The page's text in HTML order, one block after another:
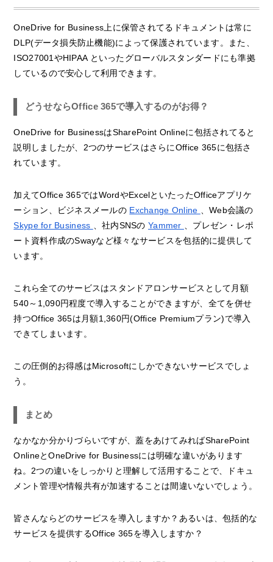
OneDrive for Business上に保管されてるドキュメントは常に
DLP(データ損失防止機能)によって保護されています。また、
ISO27001やHIPAA といったグローバルスタンダードにも準拠
しているので安心して利用できます。
どうせならOffice 365で導入するのがお得？
OneDrive for BusinessはSharePoint Onlineに包括されてると
説明しましたが、2つのサービスはさらにOffice 365に包括さ
れています。
加えてOffice 365ではWordやExcelといたったOfficeアプリケ
ーション、ビジネスメールの Exchange Online 、Web会議の
Skype for Business 、社内SNSの Yammer 、プレゼン・レポ
ート資料作成のSwayなど様々なサービスを包括的に提供して
います。
これら全てのサービスはスタンドアロンサービスとして月額
540～1,090円程度で導入することができますが、全てを併せ
持つOffice 365は月額1,360円(Office Premiumプラン)で導入
できてしまいます。
この圧倒的お得感はMicrosoftにしかできないサービスでしょ
う。
まとめ
なかなか分かりづらいですが、蓋をあけてみればSharePoint
OnlineとOneDrive for Businessには明確な違いがあります
ね。2つの違いをしっかりと理解して活用することで、ドキュ
メント管理や情報共有が加速することは間違いないでしょう。
皆さんならどのサービスを導入しますか？あるいは、包括的な
サービスを提供するOffice 365を導入しますか？